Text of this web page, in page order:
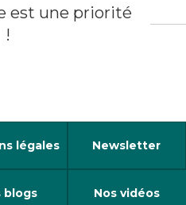
est une priorité
!
légales Newsletter
blogs Nos vidéos